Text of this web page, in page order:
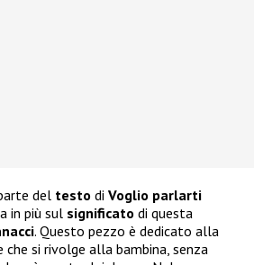
del testo di Voglio parlarti
in più sul significato di questa
. Questo pezzo è dedicato alla
che si rivolge alla bambina, senza